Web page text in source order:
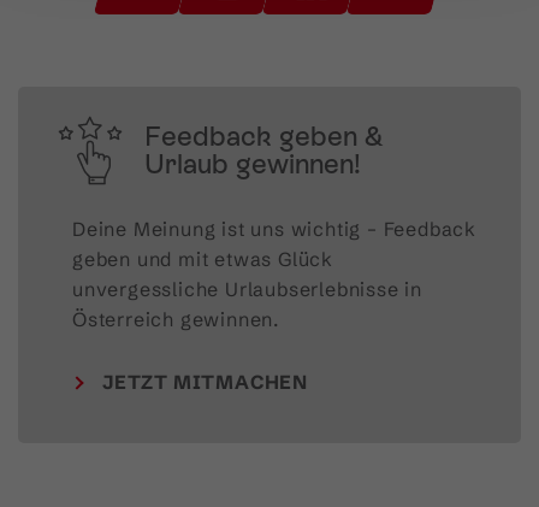
Feedback geben &
Urlaub gewinnen!
Deine Meinung ist uns wichtig – Feedback
geben und mit etwas Glück
unvergessliche Urlaubserlebnisse in
Österreich gewinnen.
JETZT MITMACHEN